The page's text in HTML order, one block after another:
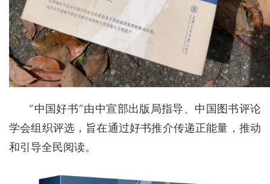
“中国好书”由中宣部出版局指导、中国图书评论
学会组织评选，旨在通过好书推介传递正能量，推动
和引导全民阅读。